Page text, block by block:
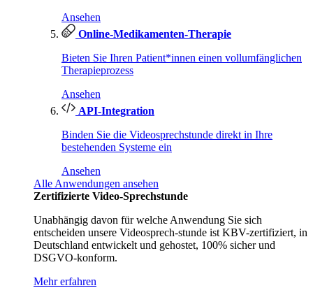
Ansehen
Online-Medikamenten-Therapie
Bieten Sie Ihren Patient*innen einen vollumfänglichen
Therapieprozess
Ansehen
API-Integration
Binden Sie die Videosprechstunde direkt in Ihre
bestehenden Systeme ein
Ansehen
Alle Anwendungen ansehen
Zertifizierte Video-Sprechstunde
Unabhängig davon für welche Anwendung Sie sich
entscheiden unsere Videosprech-stunde ist KBV-zertifiziert, in
Deutschland entwickelt und gehostet, 100% sicher und
DSGVO-konform.
Mehr erfahren